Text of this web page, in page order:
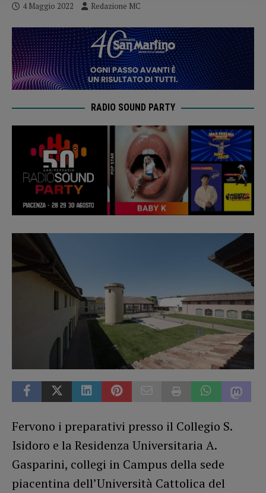
4 Maggio 2022 Redazione MC
RADIO SOUND PARTY
Fervono i preparativi presso il Collegio S.
Isidoro e la Residenza Universitaria A.
Gasparini, collegi in Campus della sede
piacentina dell’Università Cattolica del